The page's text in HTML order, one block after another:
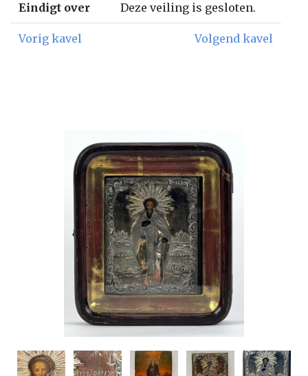
Eindigt over Deze veiling is gesloten.
Vorig kavel Volgend kavel